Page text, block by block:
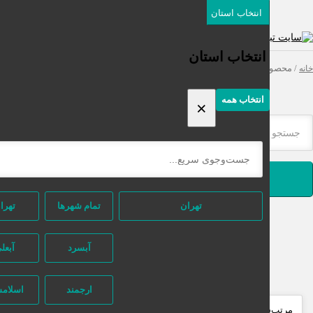
انتخاب استان
انتخاب استان
انتخاب همه ×
تهران تمام شهر‌ها تهران
ارجمند اسلامشهر
برچسب خورده “چسب مژه آرایشی”
جستجو